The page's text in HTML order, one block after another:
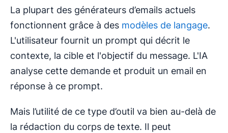
La plupart des générateurs d’emails actuels
fonctionnent grâce à des modèles de langage.
L'utilisateur fournit un prompt qui décrit le
contexte, la cible et l'objectif du message. L'IA
analyse cette demande et produit un email en
réponse à ce prompt.
Mais l’utilité de ce type d’outil va bien au-delà de
la rédaction du corps de texte. Il peut